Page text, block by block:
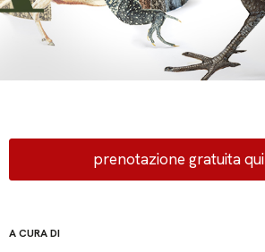
prenotazione gratuita qui
A CURA DI